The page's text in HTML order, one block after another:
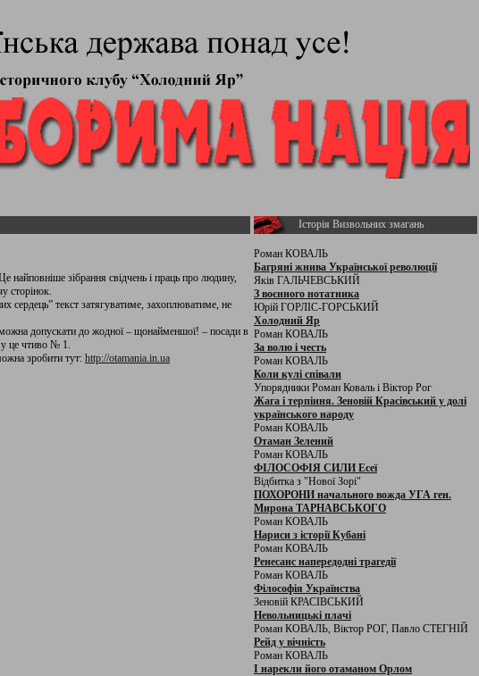
зібрання свідчень і праць про людину,
сторінок.
сердець” текст затягуватиме, захоплюватиме, не
допускати до жодної – щонайменшої! – посади в
це чтиво № 1.
зробити тут: http://otamania.in.ua
Історія Визвольних змагань
Роман КОВАЛЬ
Багряні жнива Української революції
Яків ГАЛЬЧЕВСЬКИЙ
З воєнного нотатника
Юрій ГОРЛІС-ГОРСЬКИЙ
Холодний Яр
Роман КОВАЛЬ
За волю і честь
Роман КОВАЛЬ
Коли кулі співали
Упорядники Роман Коваль і Віктор Рог
Жага і терпіння. Зеновій Красівський у долі
українського народу
Роман КОВАЛЬ
Отаман Зелений
Роман КОВАЛЬ
ФІЛОСОФІЯ СИЛИ Есеї
Відбитка з "Нової Зорі"
ПОХОРОНИ начального вожда УГА ген.
Мирона ТАРНАВСЬКОГО
Роман КОВАЛЬ
Нариси з історії Кубані
Роман КОВАЛЬ
Ренесанс напередодні трагедії
Роман КОВАЛЬ
Філософія Українства
Зеновій КРАСІВСЬКИЙ
Невольницькі плачі
Роман КОВАЛЬ, Віктор РОГ, Павло СТЕГНІЙ
Рейд у вічність
Роман КОВАЛЬ
І нарекли його отаманом Орлом